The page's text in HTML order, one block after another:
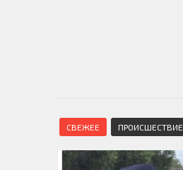
СВЕЖЕЕ ПРОИСШЕСТВИЕ